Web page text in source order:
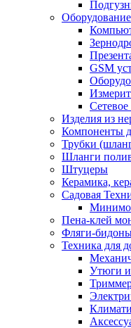
Оборудование
GSM
Изделия из
Компоненты
Трубки
Шланги
Штуцеры
Керамика,
Садовая
Пена-клей
Фляги-
Техника для
Утюги и